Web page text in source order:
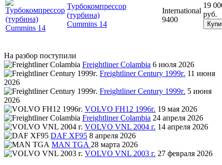
Турбокомпрессор
(турбина)
Cummins 14
International
9400
19
руб.
На разбор поступили
Freightliner Colambia 6 июля 2026
Freightliner Century 1999г. 11 июня
2026
Freightliner Century 1999г. 5 июня
2026
VOLVO FH12 1996г. 19 мая 2026
Freightliner Colambia 24 апреля 2026
VOLVO VNL 2004 г. 14 апреля 2026
DAF XF95 8 апреля 2026
MAN TGA 28 марта 2026
VOLVO VNL 2003 г. 27 февраля 2026